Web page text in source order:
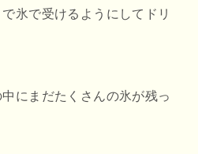
氷で受けるようにしてドリ
にまだたくさんの氷が残っ